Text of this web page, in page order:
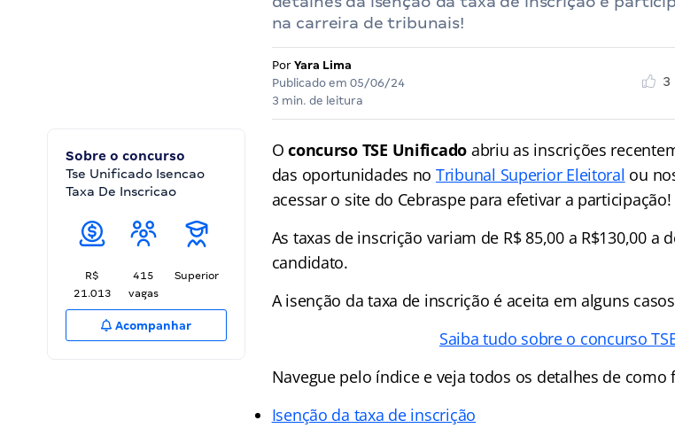
na carreira de tribunais!
Por Yara Lima
Publicado em 05/06/24
3 min. de leitura
3
Sobre o concurso
Tse Unificado Isencao
Taxa De Inscricao
R$
21.013
415
vagas
Superior
Acompanhar
Oconcurso TSE Unificado abriu as inscrições
das oportunidades no Tribunal Superior Eleitoral ou
acessar o site do Cebraspe para efetivar a participação!
As taxas de inscrição variam de R$ 85,00 a R$130,00
candidato.
A isenção da taxa de inscrição é aceita em alguns
Saiba tudo sobre o concurso
Navegue pelo índice e veja todos os detalhes de como
Isenção da taxa de inscrição